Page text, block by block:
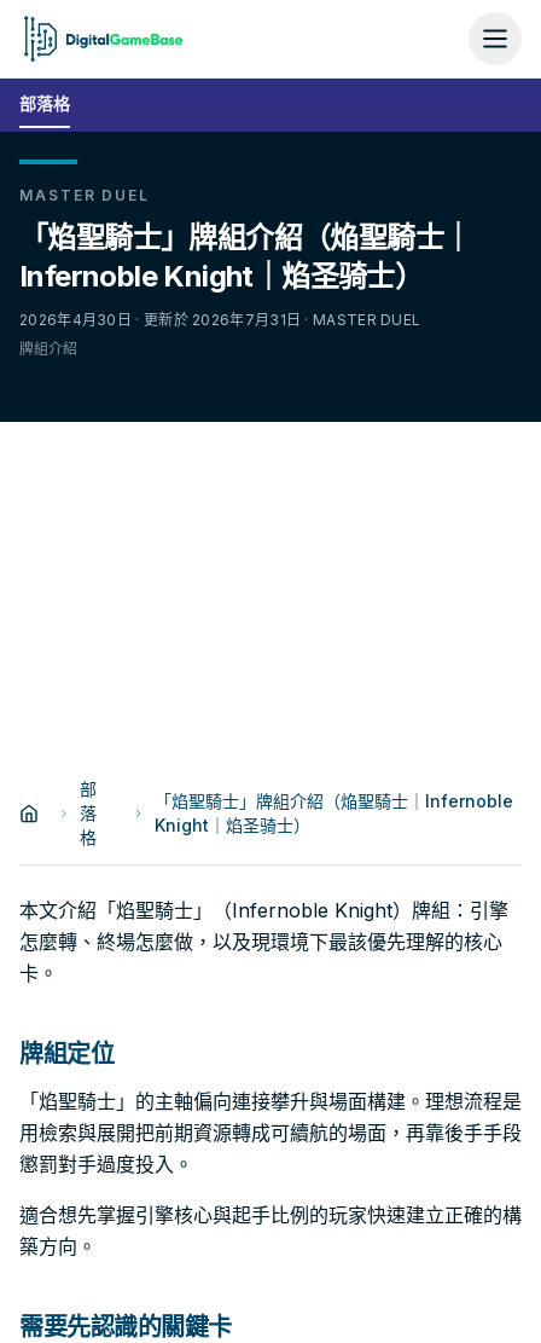
部落格
MASTER DUEL
「焰聖騎士」牌組介紹（焔聖騎士｜
Infernoble Knight｜焰圣骑士）
2026年4月30日 · 更新於 2026年7月31日 · MASTER DUEL
牌組介紹
部
落
格
「焰聖騎士」牌組介紹（焔聖騎士｜Infernoble
Knight｜焰圣骑士）
本文介紹「焰聖騎士」（Infernoble Knight）牌組：引擎
怎麼轉、終場怎麼做，以及現環境下最該優先理解的核心
卡。
牌組定位
「焰聖騎士」的主軸偏向連接攀升與場面構建。理想流程是
用檢索與展開把前期資源轉成可續航的場面，再靠後手手段
懲罰對手過度投入。
適合想先掌握引擎核心與起手比例的玩家快速建立正確的構
築方向。
需要先認識的關鍵卡